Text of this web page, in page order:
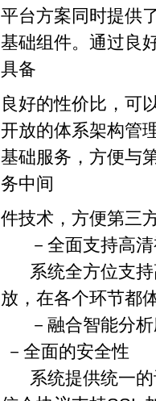
平台方案同时提供
基础组件。通过良
具备
良好的性价比，可
开放的体系架构管
基础服务，方便与
务中间
件技术，方便第三
－全面支持高清
系统全方位支持
放，在各个环节都
－融合智能分析
－全面的安全性
系统提供统一的